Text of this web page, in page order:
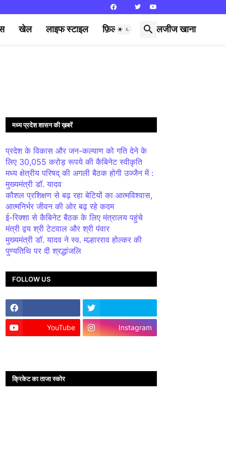
खेल लाइफ स्टाइल फ़िल्मी दुनिया लजीज खाना
मध्य प्रदेश शासन की ख़बरें
प्रदेश के विकास और जन-कल्याण को गति देने के
लिए 30,055 करोड़ रूपये की कैबिनेट स्वीकृति
मध्य क्षेत्रीय परिषद् की अगली बैठक होगी उज्जैन में :
मुख्यमंत्री डॉ. यादव
कौशल प्रशिक्षण से बढ़ रहा बेटियों का आत्मविश्वास,
आत्मनिर्भर जीवन की ओर बढ़ रहे कदम
ई-रिक्शा से कैबिनेट बैठक के लिए मंत्रालय पहुंचे
मंत्री द्वय श्री टेटवाल और श्री पंवार
मुख्यमंत्री डॉ. यादव ने स्व. मल्हारराव होल्कर की
पुण्यतिथि पर दी श्रद्धांजलि
FOLLOW US
YouTube Instagram
क्रिकेट का ताजा स्कोर